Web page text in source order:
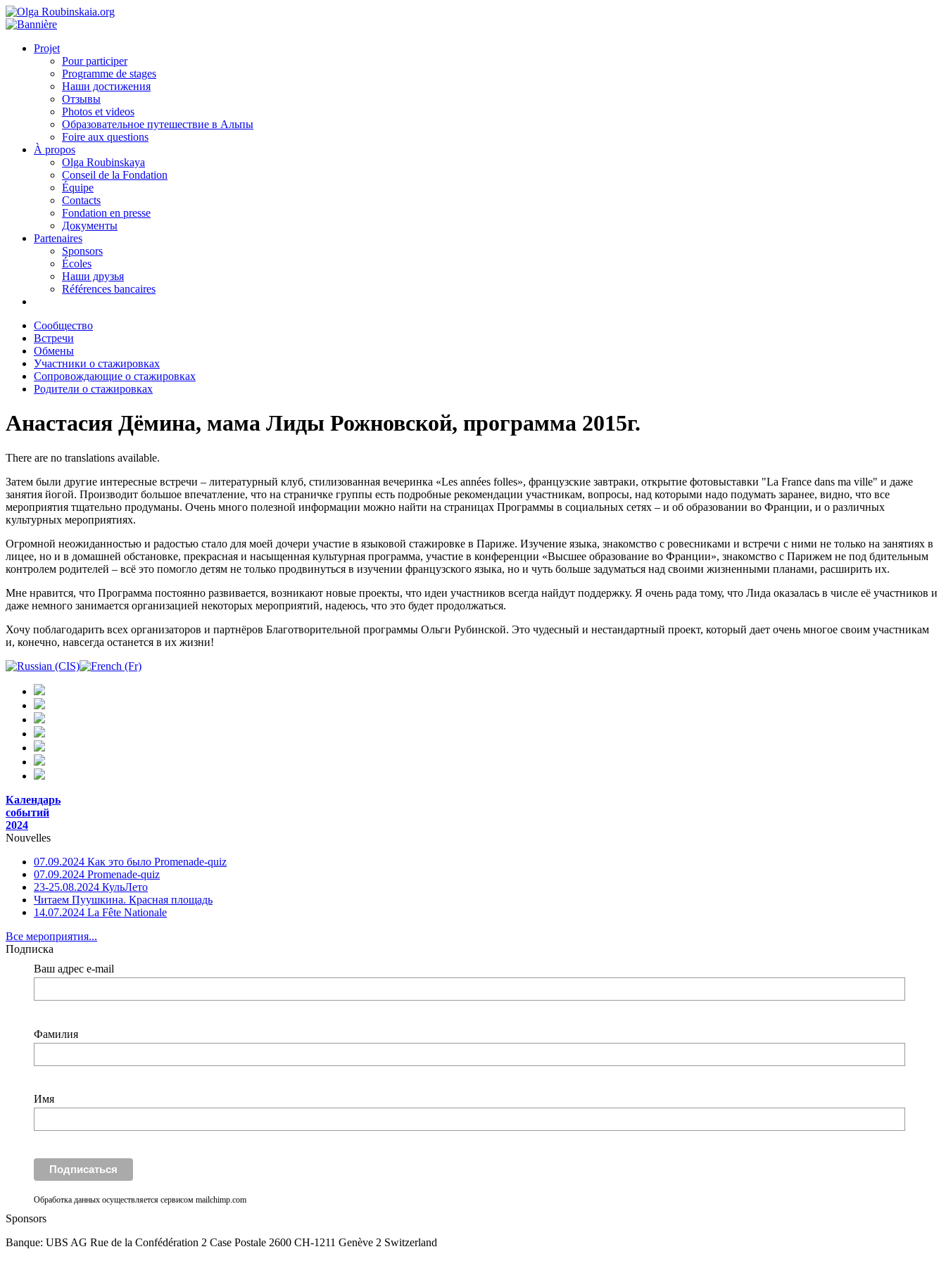
Projet
Pour participer
Programme de stages
Наши достижения
Отзывы
Photos et videos
Образовательное путешествие в Альпы
Foire aux questions
À propos
Olga Roubinskaya
Conseil de la Fondation
Équipe
Contacts
Fondation en presse
Документы
Partenaires
Sponsors
Écoles
Наши друзья
Références bancaires
Сообщество
Встречи
Обмены
Участники о стажировках
Сопровождающие о стажировках
Родители о стажировках
Анастасия Дёмина, мама Лиды Рожновской, программа 2015г.
There are no translations available.
Затем были другие интересные встречи – литературный клуб, стилизованная вечеринка «Les années folles», французские завтраки, открытие фотовыставки "La France dans ma ville" и даже
занятия йогой. Производит большое впечатление, что на страничке группы есть подробные рекомендации участникам, вопросы, над которыми надо подумать заранее, видно, что все
мероприятия тщательно продуманы. Очень много полезной информации можно найти на страницах Программы в социальных сетях – и об образовании во Франции, и о различных
культурных мероприятиях.
Огромной неожиданностью и радостью стало для моей дочери участие в языковой стажировке в Париже. Изучение языка, знакомство с ровесниками и встречи с ними не только на занятиях в
лицее, но и в домашней обстановке, прекрасная и насыщенная культурная программа, участие в конференции «Высшее образование во Франции», знакомство с Парижем не под бдительным
контролем родителей – всё это помогло детям не только продвинуться в изучении французского языка, но и чуть больше задуматься над своими жизненными планами, расширить их.
Мне нравится, что Программа постоянно развивается, возникают новые проекты, что идеи участников всегда найдут поддержку. Я очень рада тому, что Лида оказалась в числе её участников и
даже немного занимается организацией некоторых мероприятий, надеюсь, что это будет продолжаться.
Хочу поблагодарить всех организаторов и партнёров Благотворительной программы Ольги Рубинской. Это чудесный и нестандартный проект, который дает очень многое своим участникам
и, конечно, навсегда останется в их жизни!
Календарь
событий
2024
Nouvelles
07.09.2024 Как это было Promenade-quiz
07.09.2024 Promenade-quiz
23-25.08.2024 КульЛето
Читаем Пуушкина. Красная площадь
14.07.2024 La Fête Nationale
Все мероприятия...
Подписка
Ваш адрес e-mail
Фамилия
Имя
Обработка данных осуществляется сервисом mailchimp.com
Sponsors
Banque: UBS AG Rue de la Confédération 2 Case Postale 2600 CH-1211 Genève 2 Switzerland